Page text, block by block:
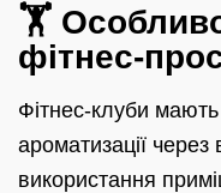
🏋️
фітнес-
Фітнес-клуби
ароматизації через
використання